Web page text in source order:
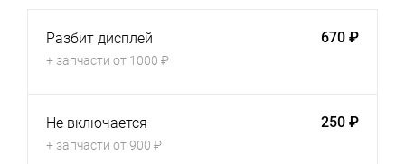
Разбит дисплей
+ запчасти от 1000 ₽
670 ₽
Не включается
+ запчасти от 900 ₽
250 ₽